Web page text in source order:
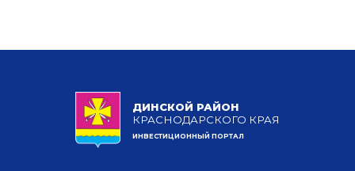
ДИНСКОЙ РАЙОН
КРАСНОДАРСКОГО КРАЯ
ИНВЕСТИЦИОННЫЙ ПОРТАЛ